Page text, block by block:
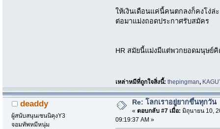
ให้เงินเดือนแค่นี้คนตกลงก็คงโง่ล่
ต่อมาแม่งถอดประกาศรับสมัคร
HR สมัยนี้แม่งมีแต่พวกยอดมนุษย์
เหล่าหมีที่ถูกใจสิ่งนี้:thepingman,
deaddy
ผู้สนับสนุนเซนนิคุงY3
จอมทัพหมีหนุ่ม
Re: โลกเราอยู่ยากขึ้นทุกวัน
« ตอบกลับ #7 เมื่อ: มิถุนายน 10,
09:19:37 AM »